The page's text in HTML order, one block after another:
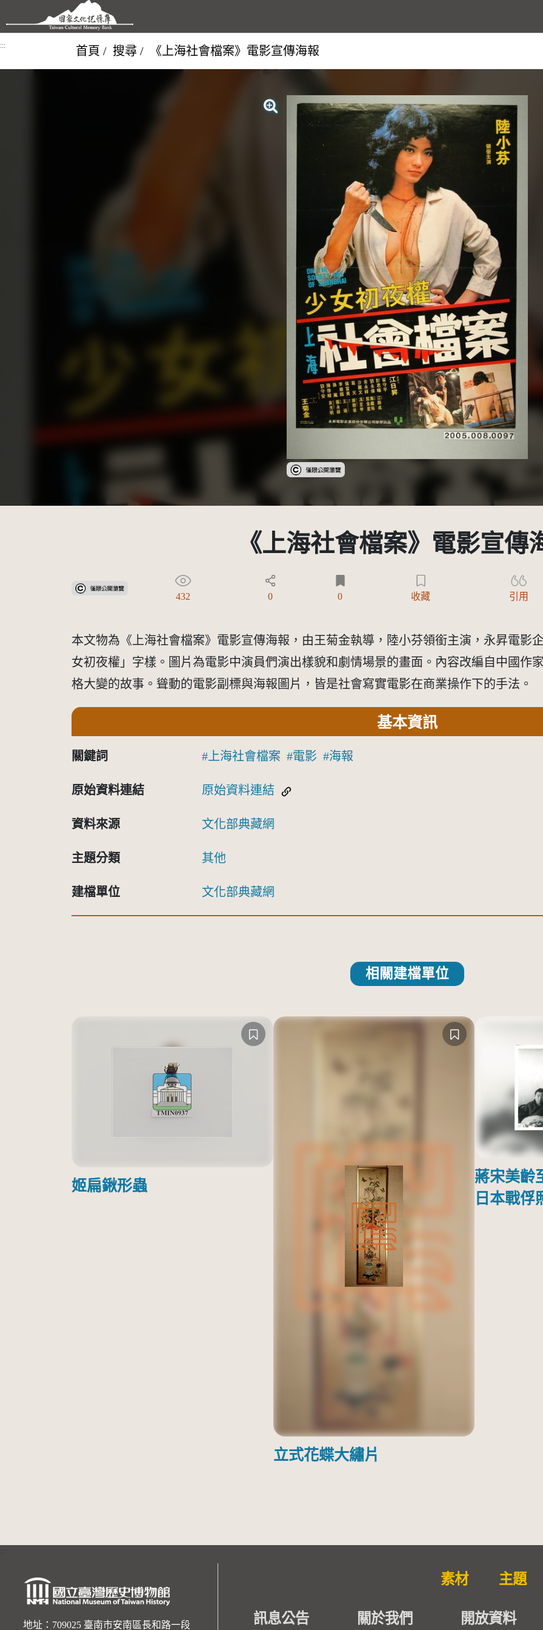
跳到主要內容區塊
::: 首頁 搜尋 《上海社會檔案》電影宣傳海報
受著作權法保護-僅限於本平台有限度公開瀏覽
《上海社會檔案》電影宣傳
受著作權法保護-僅限於本平台有限度公開瀏覽
432 0 0 收藏 引用
本文物為《上海社會檔案》電影宣傳海報，由王菊金執導，陸小芬領銜主演，永昇電影
女初夜權」字樣。圖片為電影中演員們演出樣貌和劇情場景的畫面。內容改編自中國作
格大變的故事。聳動的電影副標與海報圖片，皆是社會寫實電影在商業操作下的手法。
基本資訊
關鍵詞 上海社會檔案 電影 海報
原始資料連結 原始資料連結
資料來源 文化部典藏網
主題分類 其他
建檔單位 文化部典藏網
相關建檔單位
姬扁鍬形蟲
立式花蝶大繡片
蔣宋美齡
日本戰俘
地址：709025 臺南市安南區長和路一段
素材 主題
訊息公告 關於我們 開放資料